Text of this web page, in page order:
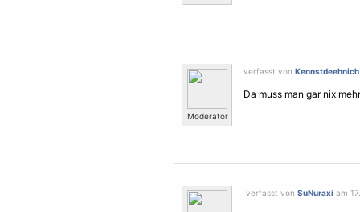
Moderator
verfasst von Kennstdeehnich
Da muss man gar nix
verfasst von SuNuraxi am